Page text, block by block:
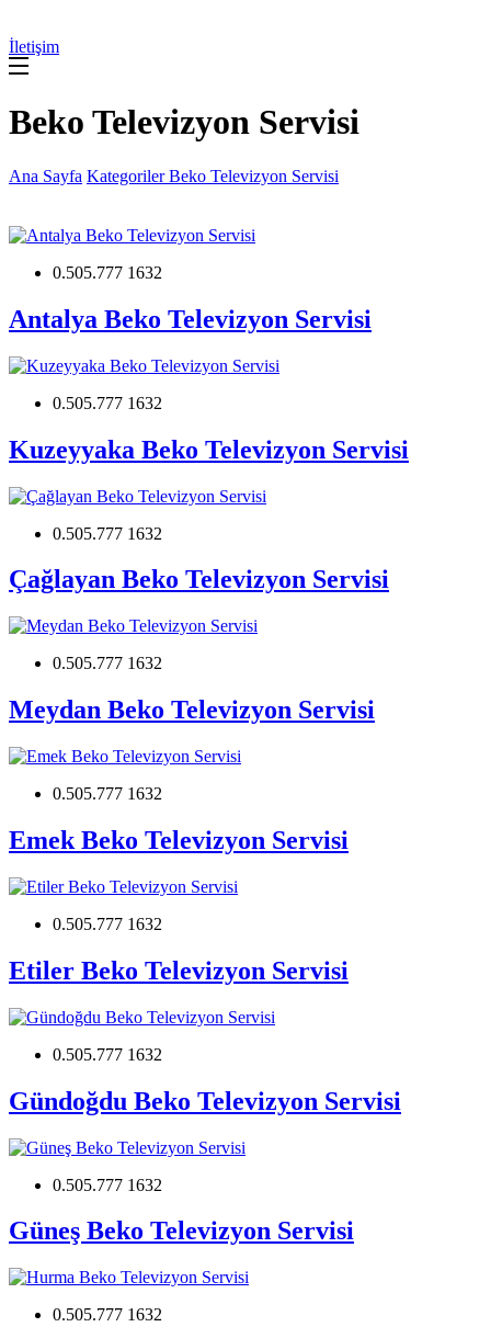
İletişim
Beko Televizyon Servisi
Ana Sayfa KategorilerBeko Televizyon Servisi
0.505.777 1632
Antalya Beko Televizyon Servisi
0.505.777 1632
Kuzeyyaka Beko Televizyon Servisi
0.505.777 1632
Çağlayan Beko Televizyon Servisi
0.505.777 1632
Meydan Beko Televizyon Servisi
0.505.777 1632
Emek Beko Televizyon Servisi
0.505.777 1632
Etiler Beko Televizyon Servisi
0.505.777 1632
Gündoğdu Beko Televizyon Servisi
0.505.777 1632
Güneş Beko Televizyon Servisi
0.505.777 1632